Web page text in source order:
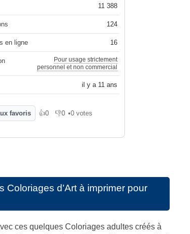
11 388
124
en ligne 16
Pour usage strictement
personnel et non commercial
il y a 11 ans
favoris 👍0
J'aime 👎0
Je n'aime pas
•0 votes
Coloriages d'Art à imprimer pour
ces quelques Coloriages adultes créés à